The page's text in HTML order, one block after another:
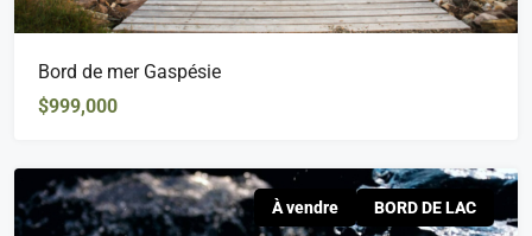
Bord de mer Gaspésie
$999,000
À vendre BORD DE LAC